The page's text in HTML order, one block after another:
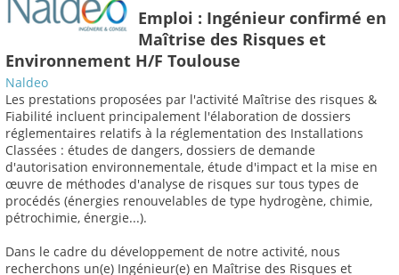
Emploi : Ingénieur confirmé en
Maîtrise des Risques et
Environnement H/F Toulouse
Naldeo
Les prestations proposées par l'activité Maîtrise des risques &
Fiabilité incluent principalement l'élaboration de dossiers
réglementaires relatifs à la réglementation des Installations
Classées : études de dangers, dossiers de demande
d'autorisation environnementale, étude d'impact et la mise en
œuvre de méthodes d'analyse de risques sur tous types de
procédés (énergies renouvelables de type hydrogène, chimie,
pétrochimie, énergie...).
Dans le cadre du développement de notre activité, nous
recherchons un(e) Ingénieur(e) en Maîtrise des Risques et